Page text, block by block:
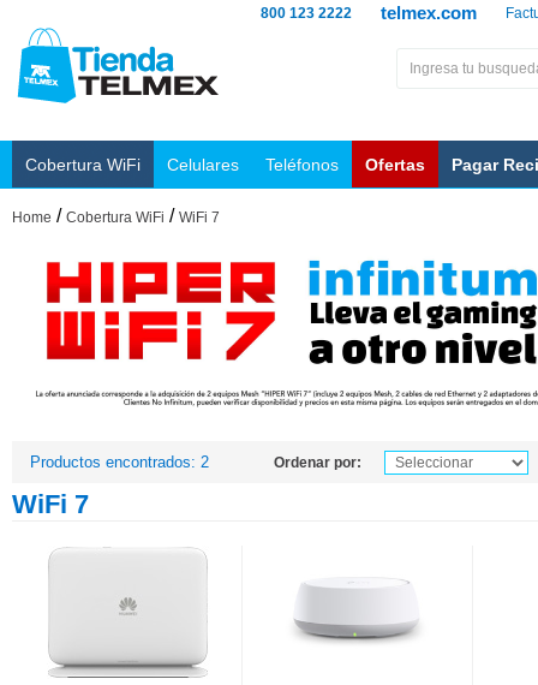
telmex.com
800 123 2222
Cobertura WiFi Celulares Teléfonos Ofertas Pagar
Home / Cobertura WiFi / WiFi 7
Productos encontrados: 2 Ordenar por:
WiFi 7